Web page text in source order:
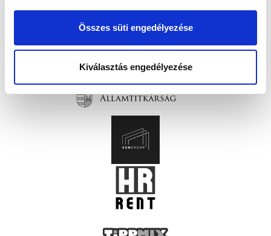
Összes süti engedélyezése
Kiválasztás engedélyezése